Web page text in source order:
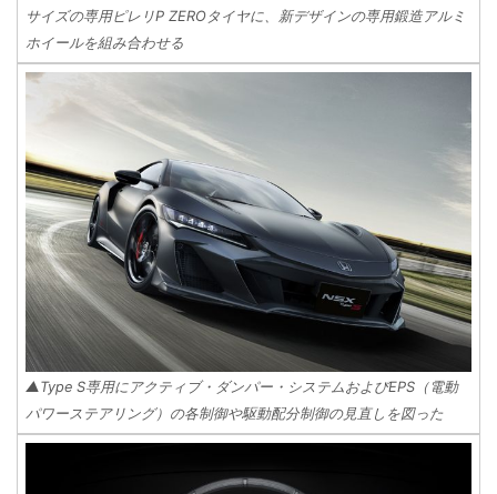
サイズの専用ピレリP ZEROタイヤに、新デザインの専用鍛造アルミ
ホイールを組み合わせる
▲Type S専用にアクティブ・ダンパー・システムおよびEPS（電動
パワーステアリング）の各制御や駆動配分制御の見直しを図った